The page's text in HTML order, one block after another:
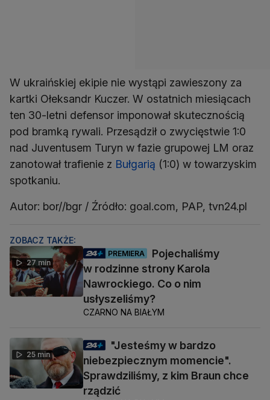
W ukraińskiej ekipie nie wystąpi zawieszony za
kartki Ołeksandr Kuczer. W ostatnich miesiącach
ten 30-letni defensor imponował skutecznością
pod bramką rywali. Przesądził o zwycięstwie 1:0
nad Juventusem Turyn w fazie grupowej LM oraz
zanotował trafienie z Bułgarią (1:0) w towarzyskim
spotkaniu.
Autor: bor//bgr / Źródło: goal.com, PAP, tvn24.pl
ZOBACZ TAKŻE:
27 min
PREMIERA
Pojechaliśmy
w rodzinne strony Karola
Nawrockiego. Co o nim
usłyszeliśmy?
CZARNO NA BIAŁYM
25 min
"Jesteśmy w bardzo
niebezpiecznym momencie".
Sprawdziliśmy, z kim Braun chce
rządzić